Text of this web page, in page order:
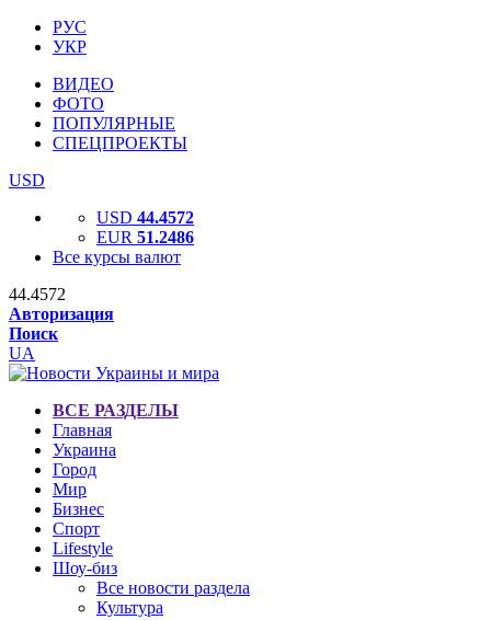
РУС
УКР
ВИДЕО
ФОТО
ПОПУЛЯРНЫЕ
СПЕЦПРОЕКТЫ
USD
USD 44.4572
EUR 51.2486
Все курсы валют
44.4572
Авторизация
Поиск
UA
ВСЕ РАЗДЕЛЫ
Главная
Украина
Город
Мир
Бизнес
Спорт
Lifestyle
Шоу-биз
Все новости раздела
Культура